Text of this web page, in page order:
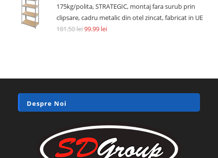
175kg/polita, STRATEGIC, montaj fara surub prin
clipsare, cadru metalic din otel zincat, fabricat in UE
181.50lei99.99 lei
Despre Noi